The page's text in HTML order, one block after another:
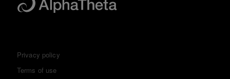
Privacy policy
Terms of use